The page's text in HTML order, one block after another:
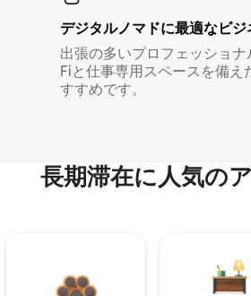
デジタルノマド⁠に最⁠適⁠なビ⁠
出張の多いプロフェッショ
Fiと仕事専用スペースを備え
すすめです。
長期滞在に人気の